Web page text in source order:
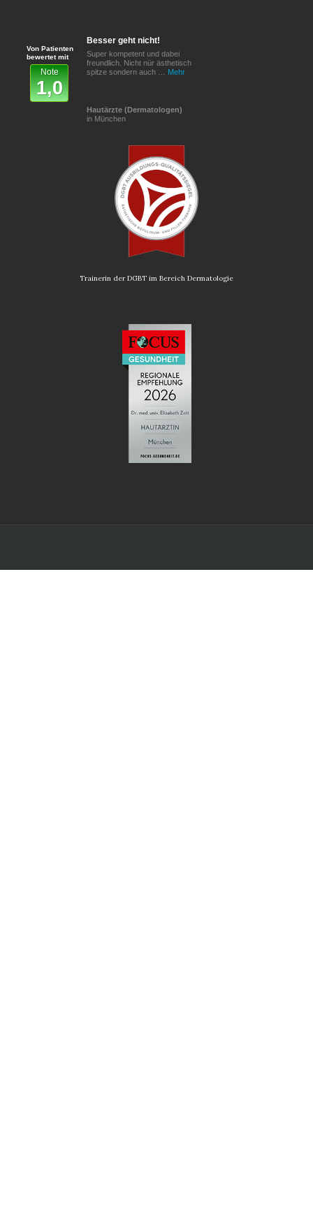
Besser geht nicht!
Super kompetent und dabei
freundlich. Nicht nür ästhetisch
spitze sondern auch … Mehr
Hautärzte (Dermatologen)
in München
Von Patienten
bewertet mit
Note
1,0
Trainerin der DGBT im Bereich Dermatologie